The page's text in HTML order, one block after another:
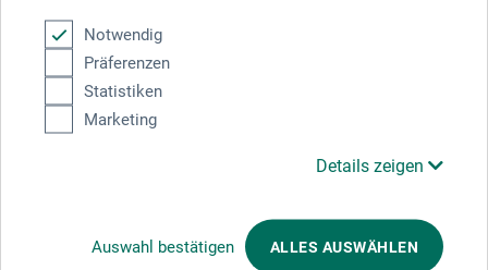
Notwendig
Präferenzen
Statistiken
Marketing
Details zeigen
Auswahl bestätigen ALLES AUSWÄHLEN
Produktkategorier